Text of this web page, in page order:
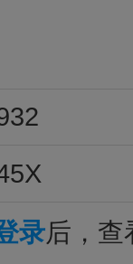
录后，查